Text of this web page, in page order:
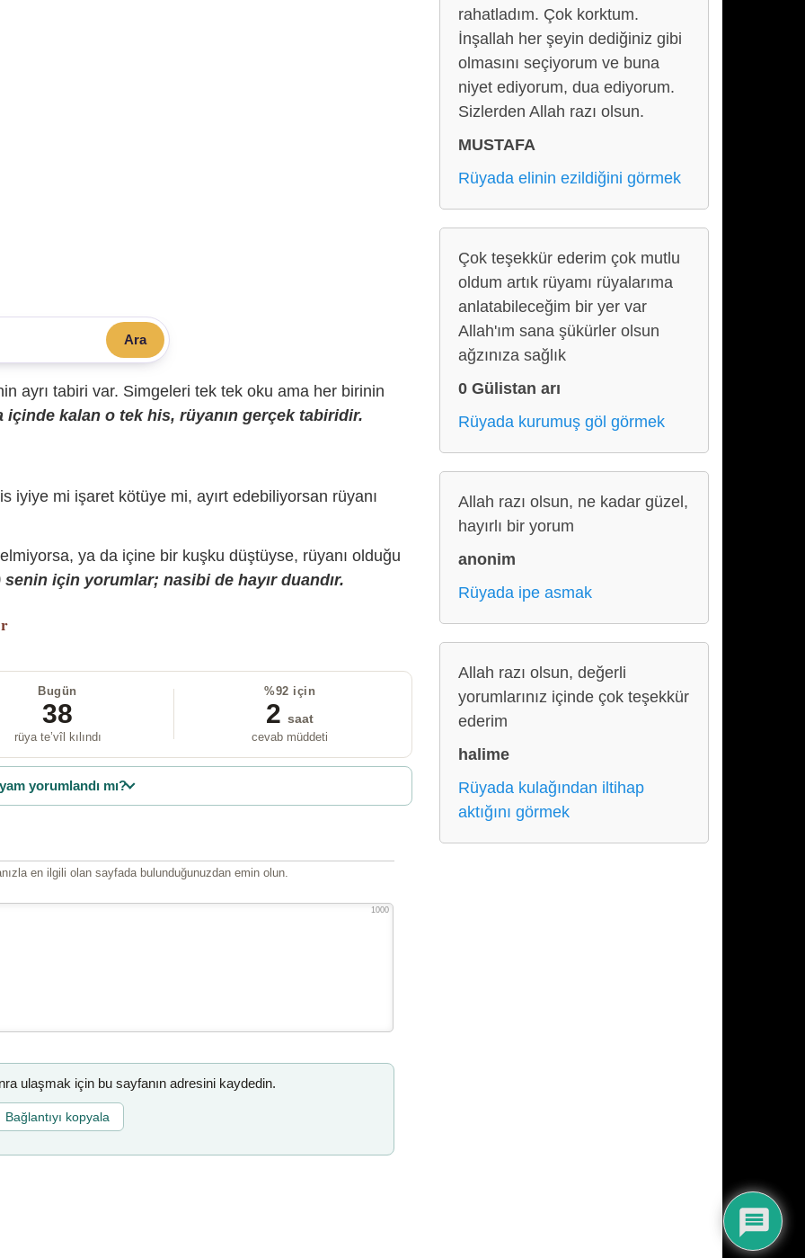
Ara
ayrı tabiri var. Simgeleri tek tek oku ama her birinin
içinde kalan o tek his, rüyanın gerçek tabiridir.
iyiye mi işaret kötüye mi, ayırt edebiliyorsan rüyanı
ya da içine bir kuşku düştüyse, rüyanı olduğu
için yorumlar; nasibi de hayır duandır.
Bugün
38
rüya te’vîl kılındı
%92 için
2 saat
cevab müddeti
yorumlandı mı?
en ilgili olan sayfada bulunduğunuzdan emin olun.
1000
ulaşmak için bu sayfanın adresini kaydedin.
Bağlantıyı kopyala
rahatladım. Çok korktum.
İnşallah her şeyin dediğiniz gibi
olmasını seçiyorum ve buna
niyet ediyorum, dua ediyorum.
Sizlerden Allah razı olsun.
MUSTAFA
Rüyada elinin ezildiğini görmek
Çok teşekkür ederim çok mutlu
oldum artık rüyamı rüyalarıma
anlatabileceğim bir yer var
Allah'ım sana şükürler olsun
ağzınıza sağlık
0 Gülistan arı
Rüyada kurumuş göl görmek
Allah razı olsun, ne kadar güzel,
hayırlı bir yorum
anonim
Rüyada ipe asmak
Allah razı olsun, değerli
yorumlarınız içinde çok teşekkür
ederim
halime
Rüyada kulağından iltihap
aktığını görmek